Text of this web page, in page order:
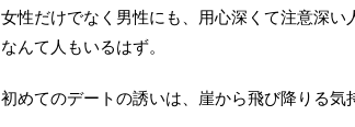
女性だけでなく男性にも、用心深くて注意深
なんて人もいるはず。
初めてのデートの誘いは、崖から飛び降りる気